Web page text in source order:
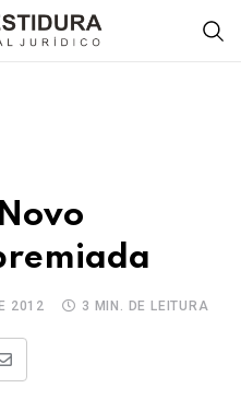
2012 3 MIN. DE LEITURA
Share